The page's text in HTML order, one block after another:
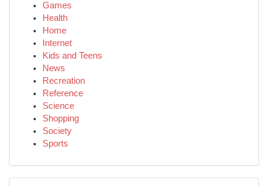
Games
Health
Home
Internet
Kids and Teens
News
Recreation
Reference
Science
Shopping
Society
Sports